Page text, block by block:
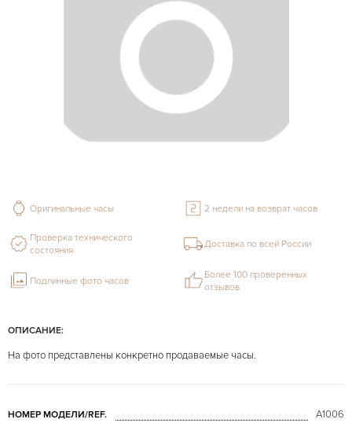
ОПИСАНИЕ:
На фото представлены конкретно продаваемые часы.
НОМЕР МОДЕЛИ/REF. A1006
Оригинальные часы 2 недели на возврат часов
Проверка технического
состояния
Доставка по всей России
Подлинные фото часов
Более 100 проверенных
отзывов